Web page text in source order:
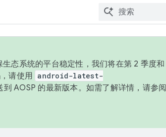
态系统的平台稳定性，我们将在第 2 季度和
请使用 android-latest-
AOSP 的最新版本。如需了解详情，请参阅